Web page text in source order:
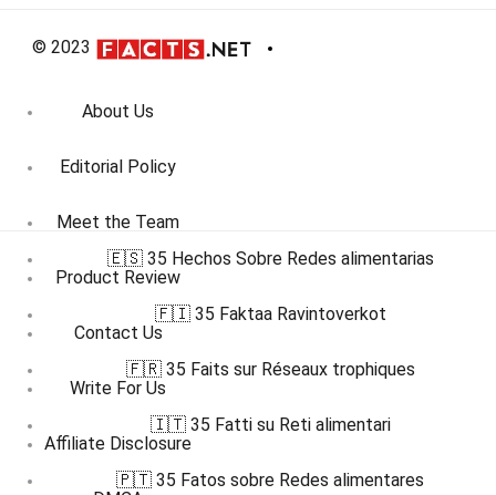
© 2023
About Us
Editorial Policy
Meet the Team
Product Review
Contact Us
Write For Us
Affiliate Disclosure
🇪🇸 35 Hechos Sobre Redes alimentarias
🇫🇮 35 Faktaa Ravintoverkot
🇫🇷 35 Faits sur Réseaux trophiques
🇮🇹 35 Fatti su Reti alimentari
🇵🇹 35 Fatos sobre Redes alimentares